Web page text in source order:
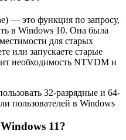
— это функция по запросу,
в Windows 10. Она была
для старых
или запускаете старые
необходимость NTVDM и
32-разрядные и 64-
пользователей в Windows
11?